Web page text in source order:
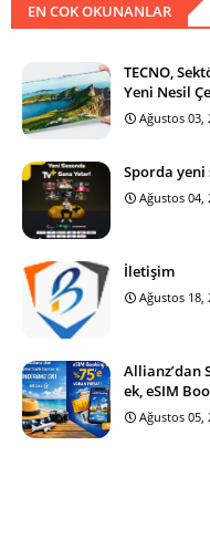
EN COK OKUNANLAR
TECNO,
Yeni Nesil
Ağustos 03,
Sporda yeni
Ağustos 04,
İletişim
Ağustos 18,
Allianz’dan
ek, eSIM
Ağustos 05,